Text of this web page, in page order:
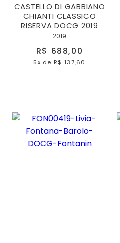
CASTELLO DI GABBIANO
CHIANTI CLASSICO
RISERVA DOCG 2019
2019
R$ 688,00
5x de R$ 137,60